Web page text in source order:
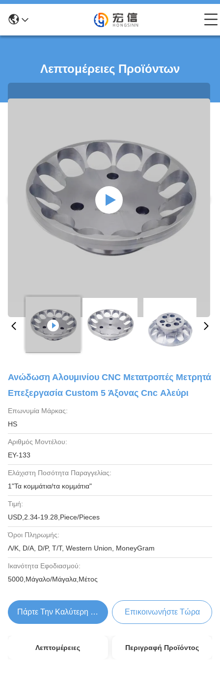
Λεπτομέρειες Προϊόντων
Ανώδωση Αλουμινίου CNC Μετατροπές Μετρητά
Επεξεργασία Custom 5 Άξονας Cnc Αλεύρι
Επωνυμία Μάρκας:
HS
Αριθμός Μοντέλου:
ΕΥ-133
Ελάχιστη Ποσότητα Παραγγελίας:
1"Τα κομμάτια/τα κομμάτια"
Τιμή:
USD,2.34-19.28,Piece/Pieces
Όροι Πληρωμής:
Λ/Κ, D/A, D/P, T/T, Western Union, MoneyGram
Ικανότητα Εφοδιασμού:
5000,Μάγαλο/Μάγαλα,Μέτος
Πάρτε Την Καλύτερη Τιμή Επικοινωνήστε Τώρα
Λεπτομέρειες Περιγραφή Προϊόντος